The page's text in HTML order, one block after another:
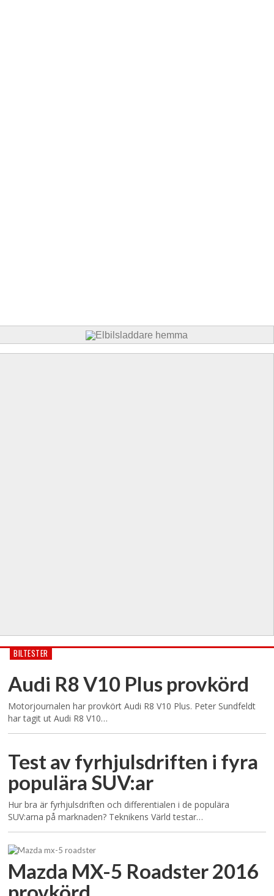
BILTESTER
Audi R8 V10 Plus provkörd
Motorjournalen har provkört Audi R8 V10 Plus. Peter Sundfeldt
har tagit ut Audi R8 V10…
Test av fyrhjulsdriften i fyra
populära SUV:ar
Hur bra är fyrhjulsdriften och differentialen i de populära
SUV:arna på marknaden? Teknikens Värld testar…
Mazda MX-5 Roadster 2016